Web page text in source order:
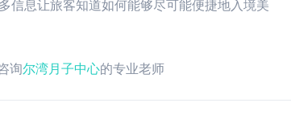
信息让旅客知道如何能够尽可能便捷地入境美
询尔湾月子中心的专业老师